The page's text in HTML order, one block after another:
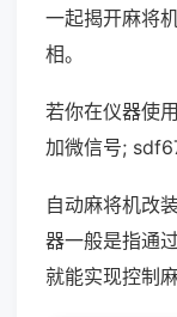
一起揭开麻将
相。
若你在仪器使
加微信号;
自动麻将机改
器一般是指通
就能实现控制